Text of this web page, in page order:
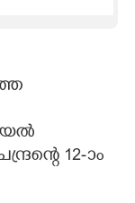
12-ാം